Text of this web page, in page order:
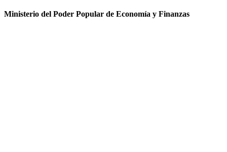
Ministerio del Poder Popular de Economía y Finanzas